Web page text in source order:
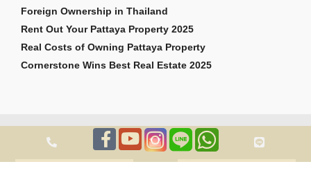
Foreign Ownership in Thailand
Rent Out Your Pattaya Property 2025
Real Costs of Owning Pattaya Property
Cornerstone Wins Best Real Estate 2025